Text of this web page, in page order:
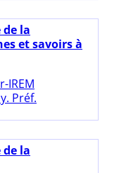
la
et savoirs à
IREM
Préf.
la